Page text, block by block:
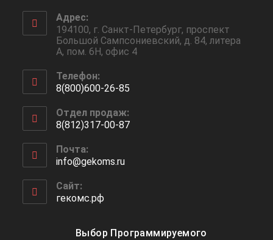
Адрес:
194100, г. Санкт-Петербург, проспект
Большой Сампсониевский, д. 84, литера
А, пом. 6Н, офис 4
Телефон:
8(800)600-26-85
в
вашем
приложении
Отдел продаж:
8(812)317-00-87
в
вашем
приложении
Почта:
info@gekoms.ruОткроется
Сайт:
гекомс.рф
Выбор Программируемого